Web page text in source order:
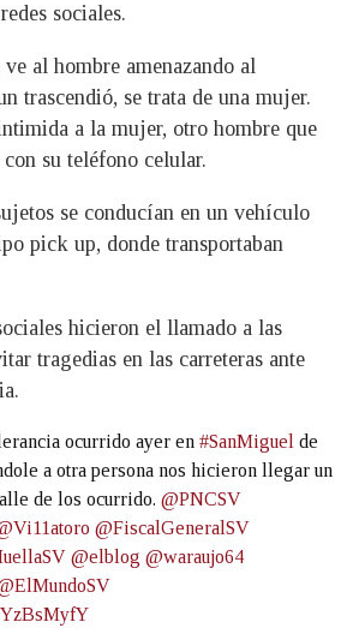
sociales.
al hombre amenazando al
trascendió, se trata de una mujer.
a la mujer, otro hombre que
su teléfono celular.
se conducían en un vehículo
pick up, donde transportaban
hicieron el llamado a las
tragedias en las carreteras ante
ocurrido ayer en #SanMiguel de
a otra persona nos hicieron llegar un
de los ocurrido. @PNCSV
@FiscalGeneralSV
@elblog @waraujo64